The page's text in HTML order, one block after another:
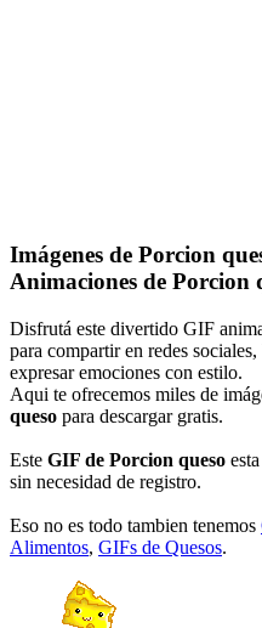
Imágenes de Porcion
Animaciones de Porcion
Disfrutá este divertido GIF
para compartir en redes
expresar emociones con estilo.
Aqui te ofrecemos miles de
queso para descargar gratis.
Este GIF de Porcion queso
sin necesidad de registro.
Eso no es todo tambien tenemos
Alimentos, GIFs de Quesos.